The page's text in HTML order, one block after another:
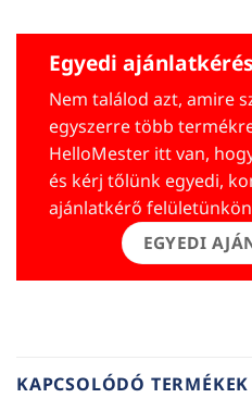
Egyedi ajánlatkérés
Nem találod azt, amire
egyszerre több
HelloMester itt van,
és kérj tőlünk egyedi,
ajánlatkérő
EGYEDI
KAPCSOLÓDÓ TERMÉKEK